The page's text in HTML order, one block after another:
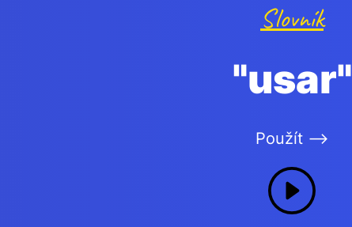
Slovník
"usar"
Použít -->